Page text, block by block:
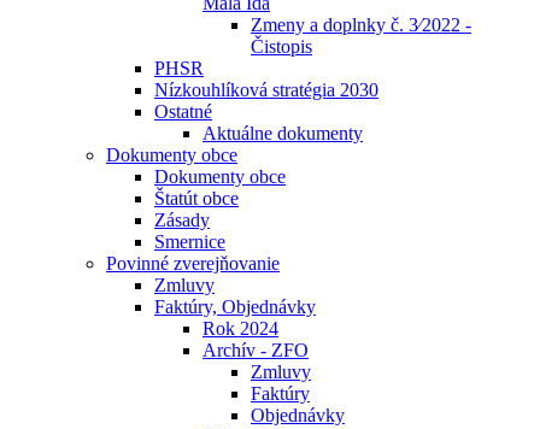
Zmeny a doplnky č. 3⁄2022 -
Čistopis
PHSR
Nízkouhlíková stratégia 2030
Ostatné
Aktuálne dokumenty
Dokumenty obce
Dokumenty obce
Štatút obce
Zásady
Smernice
Povinné zverejňovanie
Zmluvy
Faktúry, Objednávky
Rok 2024
Archív - ZFO
Zmluvy
Faktúry
Objednávky